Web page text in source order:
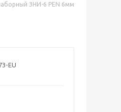
ЗНИ-6 PEN 6мм
EU